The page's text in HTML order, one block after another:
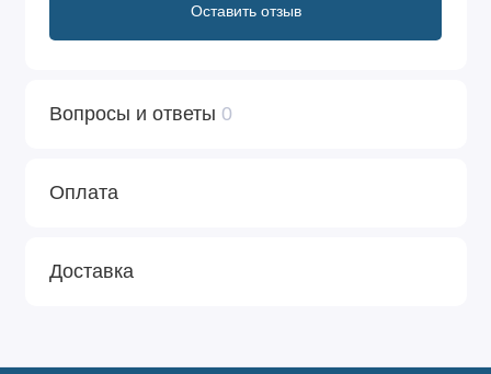
Оставить отзыв
Вопросы и ответы 0
Оплата
Доставка